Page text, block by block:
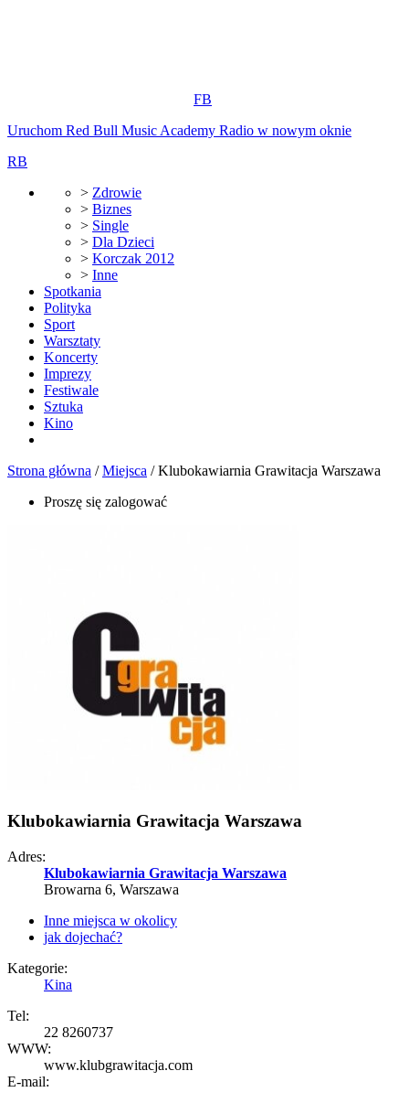
FB
Uruchom Red Bull Music Academy Radio w nowym oknie
RB
> Zdrowie
> Biznes
> Single
> Dla Dzieci
> Korczak 2012
> Inne
Spotkania
Polityka
Sport
Warsztaty
Koncerty
Imprezy
Festiwale
Sztuka
Kino
Strona główna /Miejsca /Klubokawiarnia Grawitacja Warszawa
Proszę się zalogować
Klubokawiarnia Grawitacja Warszawa
Adres:
Klubokawiarnia Grawitacja Warszawa
Browarna 6, Warszawa
Inne miejsca w okolicy
jak dojechać?
Kategorie:
Kina
Tel:
22 8260737
WWW:
www.klubgrawitacja.com
E-mail: